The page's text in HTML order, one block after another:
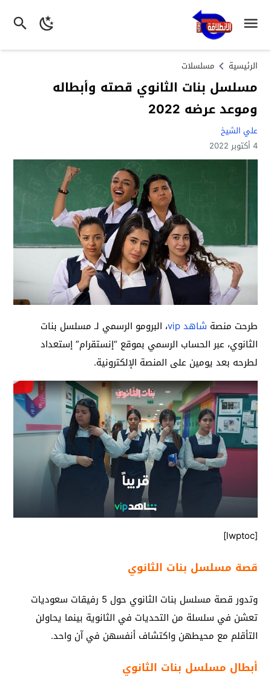
الرئيسية مسلسلات
مسلسل بنات الثانوي قصته وأبطاله
وموعد عرضه 2022
علي الشيخ
4 أكتوبر 2022
طرحت منصة شاهد vip
، البرومو الرسمي لـ مسلسل بنات
الثانوي، عبر الحساب الرسمي بموقع “إنستقرام” إستعداد
لطرحه بعد يومين على المنصة الإلكترونية.
[lwptoc]
قصة مسلسل بنات الثانوي
وتدور قصة مسلسل بنات الثانوي حول 5 رفيقات سعوديات
تعشن في سلسلة من التحديات في الثانوية بينما يحاولن
التأقلم مع محيطهن واكتشاف أنفسهن في آن واحد.
أبطال مسلسل بنات الثانوي